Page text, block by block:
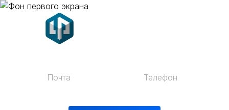
Почта
Телефон